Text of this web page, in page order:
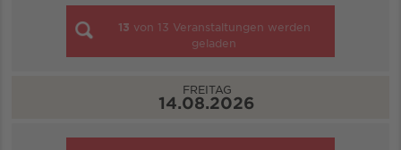
13 von 13 Veranstaltungen werden
geladen
FREITAG
14.08.2026